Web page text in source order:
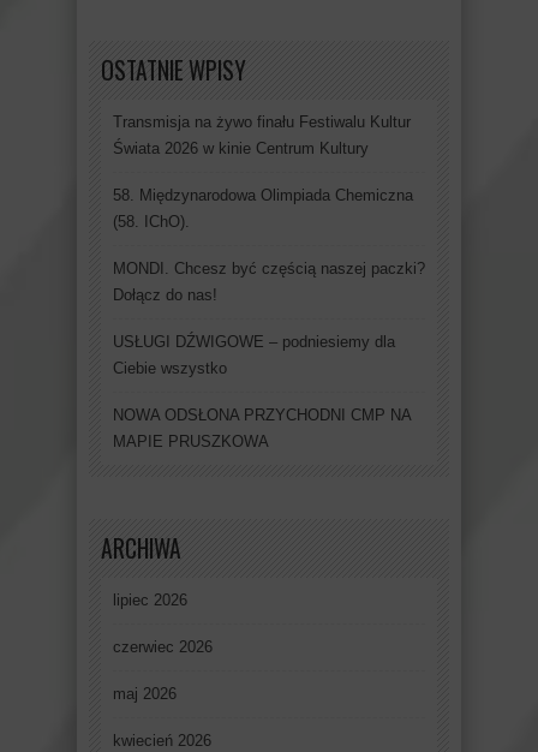
OSTATNIE WPISY
Transmisja na żywo finału Festiwalu Kultur
Świata 2026 w kinie Centrum Kultury
58. Międzynarodowa Olimpiada Chemiczna
(58. IChO).
MONDI. Chcesz być częścią naszej paczki?
Dołącz do nas!
USŁUGI DŹWIGOWE – podniesiemy dla
Ciebie wszystko
NOWA ODSŁONA PRZYCHODNI CMP NA
MAPIE PRUSZKOWA
ARCHIWA
lipiec 2026
czerwiec 2026
maj 2026
kwiecień 2026